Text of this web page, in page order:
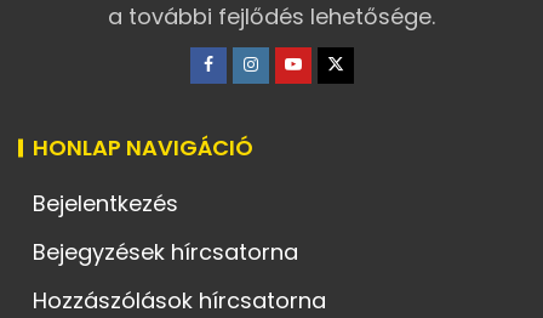
a további fejlődés lehetősége.
HONLAP NAVIGÁCIÓ
Bejelentkezés
Bejegyzések hírcsatorna
Hozzászólások hírcsatorna